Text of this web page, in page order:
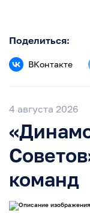
Поделиться:
ВКонтакте
4 августа 2026
команд